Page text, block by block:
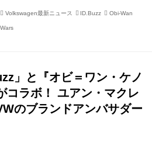
ラボレーションを展開している。
と『オビ＝ワン・ケノービ』がコラ
Volkswagen最新ニュース ID.Buzz Obi-Wan
」と『オビ＝ワン・ケノ
コラボ！ ユアン・マクレ
のブランドアンバサダー